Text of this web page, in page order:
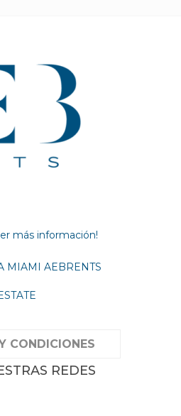
más información!
MIAMI AEBRENTS
CONDICIONES
REDES